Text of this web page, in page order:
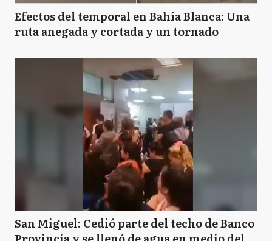
Efectos del temporal en Bahía Blanca: Una
ruta anegada y cortada y un tornado
San Miguel: Cedió parte del techo de Banco